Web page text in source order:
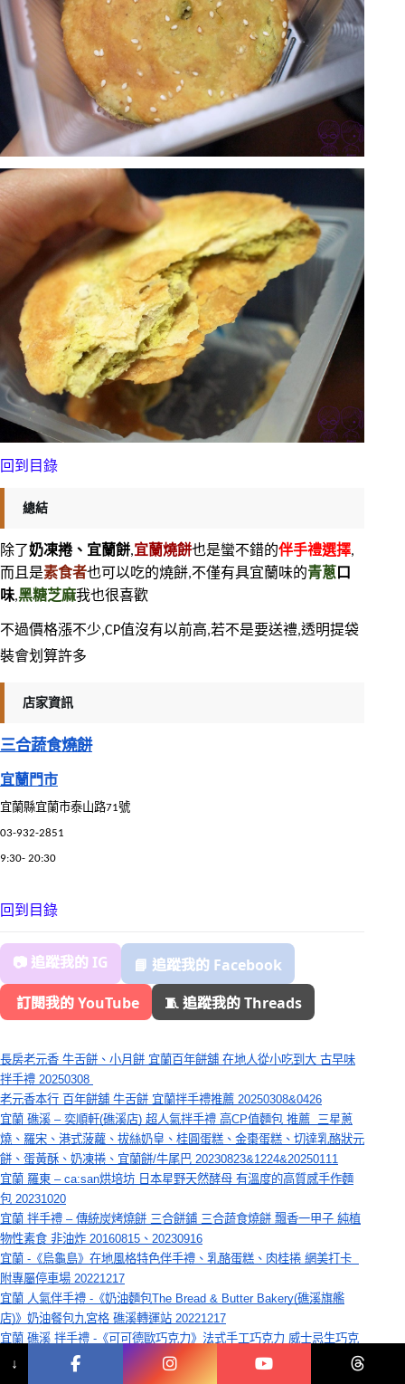
回到目錄
總結
除了 奶凍捲、宜蘭餅,宜蘭燒餅也是蠻不錯的伴手禮選擇,
而且是素食者也可以吃的燒餅,不僅有具宜蘭味的青蔥 口
味,黑糖芝麻我也很喜歡
不過價格漲不少,CP值沒有以前高,若不是要送禮,透明提袋
裝會划算許多
店家資訊
三合蔬食燒餅
宜蘭門市
宜蘭縣宜蘭市泰山路71號
03-932-2851
9:30- 20:30
回到目錄
📷 追蹤我的 IG
📘 追蹤我的 Facebook
️ 訂閱我的 YouTube
🧵 追蹤我的 Threads
長房老元香 牛舌餅、小月餅 宜蘭百年餅舖 在地人從小吃到大 古早味
拌手禮 20250308
老元香本行 百年餅舖 牛舌餅 宜蘭拌手禮推薦 20250308&0426
宜蘭 礁溪 – 奕順軒(礁溪店) 超人氣拌手禮 高CP值麵包 推薦  三星蔥
燒、羅宋、港式菠蘿、拔絲奶皇、桂圓蛋糕、金棗蛋糕、切達乳酪狀元
餅、蛋黃酥、奶凍捲、宜蘭餅/牛尾巴 20230823&1224&20250111
宜蘭 羅東 – ca:san烘培坊 日本星野天然酵母 有溫度的高質感手作麵
包 20231020
宜蘭 拌手禮 – 傳統炭烤燒餅 三合餅鋪 三合蔬食燒餅 飄香一甲子 純植
物性素食 非油炸 20160815、20230916
宜蘭 -《烏龜島》在地風格特色伴手禮、乳酪蛋糕、肉桂捲 網美打卡
附專屬停車場 20221217
宜蘭 人氣伴手禮 -《奶油麵包The Bread & Butter Bakery(礁溪旗艦
店)》奶油餐包九宮格 礁溪轉運站 20221217
宜蘭 礁溪 拌手禮 -《可可德歐巧克力》法式手工巧克力 威士忌生巧克
力、85%黑巧克力霜淇淋(黑雪公主) 湯圍溝溫泉公園、礁溪轉運站、礁
↓